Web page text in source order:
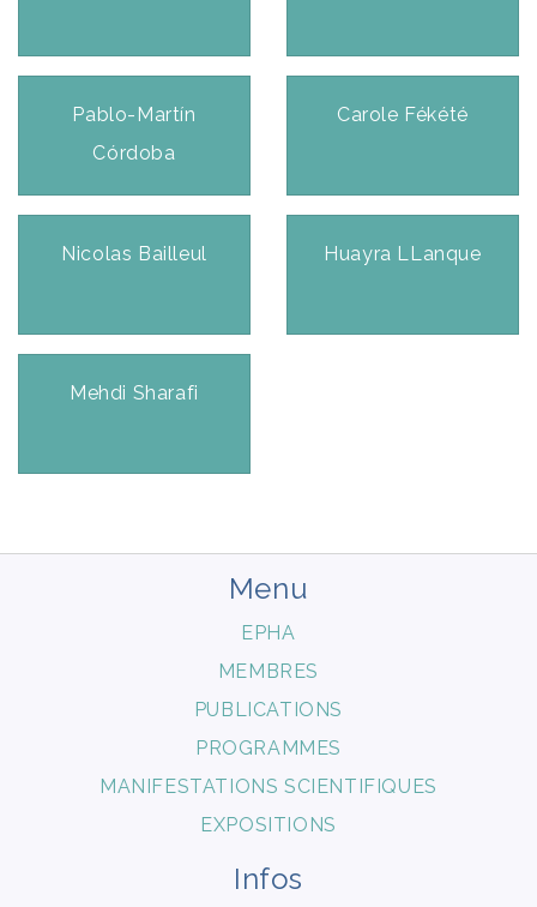
Pablo-Martín
Córdoba
Carole Fékété
Nicolas Bailleul Huayra LLanque
Mehdi Sharafi
Menu
EPHA
MEMBRES
PUBLICATIONS
PROGRAMMES
MANIFESTATIONS SCIENTIFIQUES
EXPOSITIONS
Infos